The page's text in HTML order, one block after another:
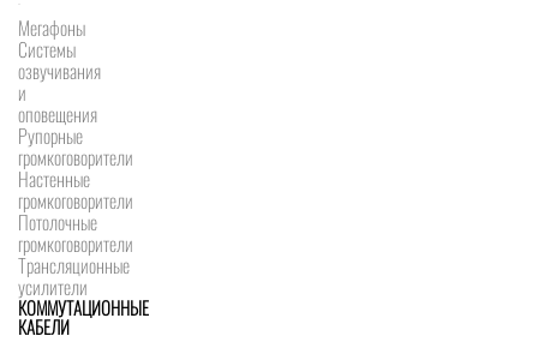
Мегафоны
Системы
озвучивания
и
оповещения
Рупорные
громкоговорители
Настенные
громкоговорители
Потолочные
громкоговорители
Трансляционные
усилители
КОММУТАЦИОННЫЕ
КАБЕЛИ